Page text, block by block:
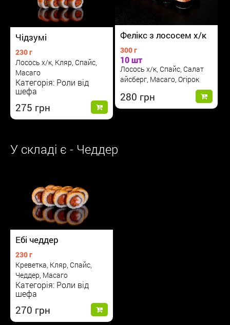
Чідзумі
230 г
Лосось х/к, Кляр, Спайс,
Масаго
Категорія: Роли від
шефа
275
Фелікс з лососем х/к
300 г
10 шт
Лосось х/к, Спайс, Салат
айсберг, Масаго, Огірок
280
У складі є - Чеддер
Ебі чеддер
230 г
Креветка, Кляр, Спайс,
Чеддер, Масаго
Категорія: Роли від
шефа
270